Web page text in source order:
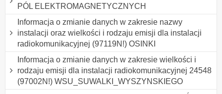
PÓL ELEKTROMAGNETYCZNYCH
Informacja o zmianie danych w zakresie nazwy
instalacji oraz wielkości i rodzaju emisji dla instalacji
radiokomunikacyjnej (97119N!) OSINKI
Informacja o zmianie danych w zakresie wielkości i
rodzaju emisji dla instalacji radiokomunikacyjnej 24548
(97002N!) WSU_SUWALKI_WYSZYNSKIEGO